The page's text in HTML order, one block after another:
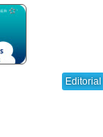
Editorial